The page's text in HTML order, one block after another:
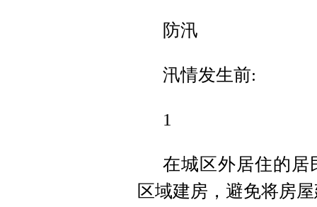
防汛
汛情发生前:
1
在城区外居住的居
区域建房，避免将房